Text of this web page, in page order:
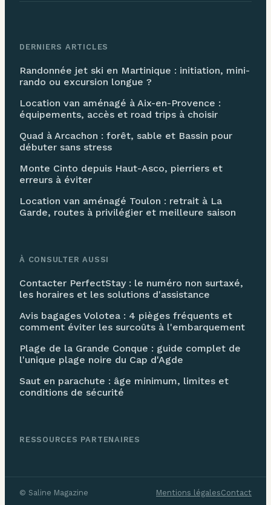
DERNIERS ARTICLES
Randonnée jet ski en Martinique : initiation, mini-
rando ou excursion longue ?
Location van aménagé à Aix-en-Provence :
équipements, accès et road trips à choisir
Quad à Arcachon : forêt, sable et Bassin pour
débuter sans stress
Monte Cinto depuis Haut-Asco, pierriers et
erreurs à éviter
Location van aménagé Toulon : retrait à La
Garde, routes à privilégier et meilleure saison
À CONSULTER AUSSI
Contacter PerfectStay : le numéro non surtaxé,
les horaires et les solutions d'assistance
Avis bagages Volotea : 4 pièges fréquents et
comment éviter les surcoûts à l'embarquement
Plage de la Grande Conque : guide complet de
l'unique plage noire du Cap d'Agde
Saut en parachute : âge minimum, limites et
conditions de sécurité
RESSOURCES PARTENAIRES
© Saline Magazine Mentions légalesContact